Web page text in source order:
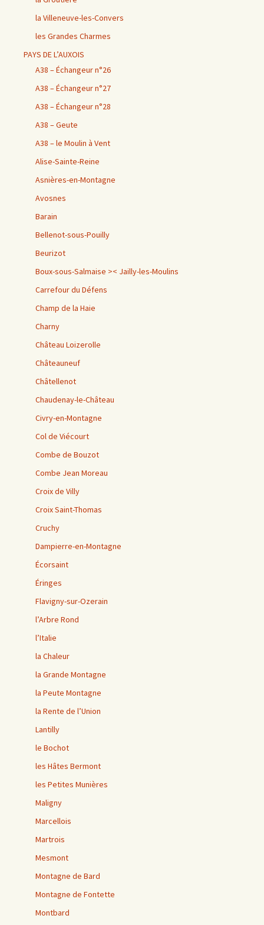
la Villeneuve-les-Convers
les Grandes Charmes
PAYS DE L’AUXOIS
A38 – Échangeur n°26
A38 – Échangeur n°27
A38 – Échangeur n°28
A38 – Geute
A38 – le Moulin à Vent
Alise-Sainte-Reine
Asnières-en-Montagne
Avosnes
Barain
Bellenot-sous-Pouilly
Beurizot
Boux-sous-Salmaise >< Jailly-les-Moulins
Carrefour du Défens
Champ de la Haie
Charny
Château Loizerolle
Châteauneuf
Châtellenot
Chaudenay-le-Château
Civry-en-Montagne
Col de Viécourt
Combe de Bouzot
Combe Jean Moreau
Croix de Villy
Croix Saint-Thomas
Cruchy
Dampierre-en-Montagne
Écorsaint
Éringes
Flavigny-sur-Ozerain
l’Arbre Rond
l’Italie
la Chaleur
la Grande Montagne
la Peute Montagne
la Rente de l’Union
Lantilly
le Bochot
les Hâtes Bermont
les Petites Munières
Maligny
Marcellois
Martrois
Mesmont
Montagne de Bard
Montagne de Fontette
Montbard